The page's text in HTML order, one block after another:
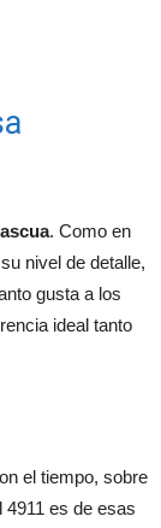
. Como en
nivel de detalle,
gusta a los
ideal tanto
el tiempo, sobre
es de esas